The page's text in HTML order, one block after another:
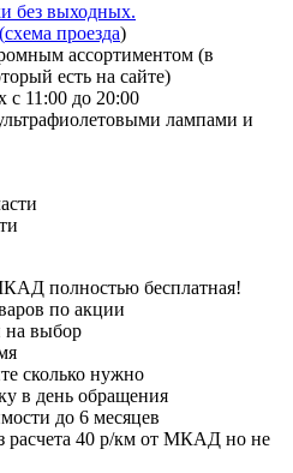
без выходных.
(схема проезда)
ассортиментом (в
есть на сайте)
с 11:00 до 20:00
лампами и
полностью бесплатная!
по акции
на выбор
сколько нужно
в день обращения
до 6 месяцев
расчета 40 р/км от МКАД но не